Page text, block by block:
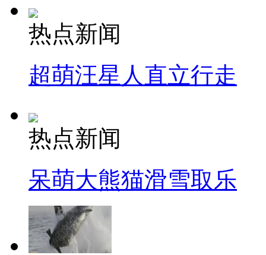
热点新闻
超萌汪星人直立行走
热点新闻
呆萌大熊猫滑雪取乐